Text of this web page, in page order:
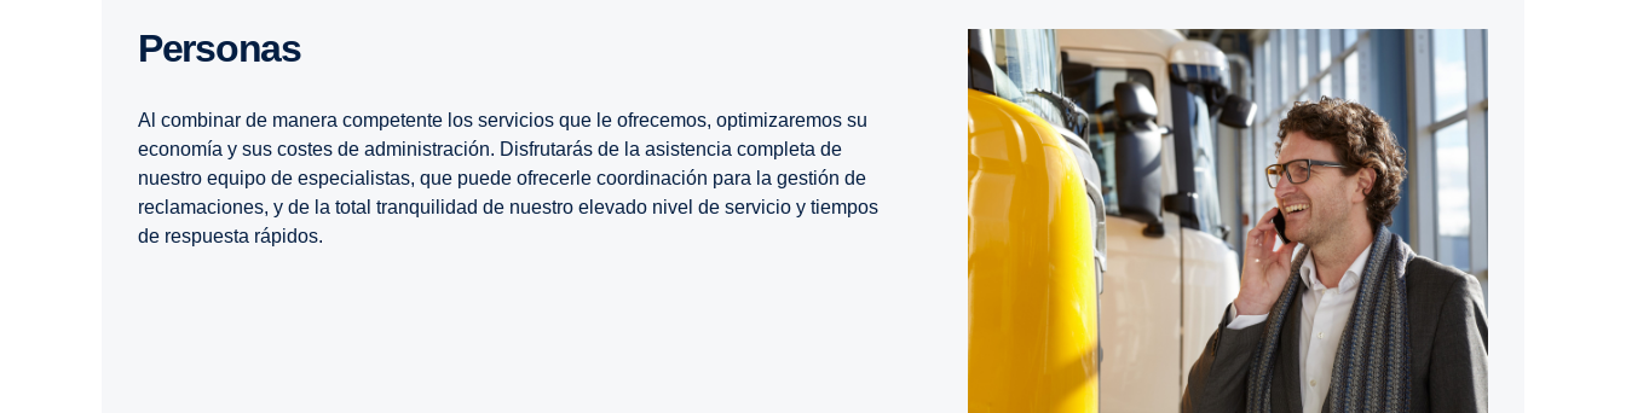
Personas
Al combinar de manera competente los servicios que le ofrecemos, optimizaremos su
economía y sus costes de administración. Disfrutarás de la asistencia completa de
nuestro equipo de especialistas, que puede ofrecerle coordinación para la gestión de
reclamaciones, y de la total tranquilidad de nuestro elevado nivel de servicio y tiempos
de respuesta rápidos.